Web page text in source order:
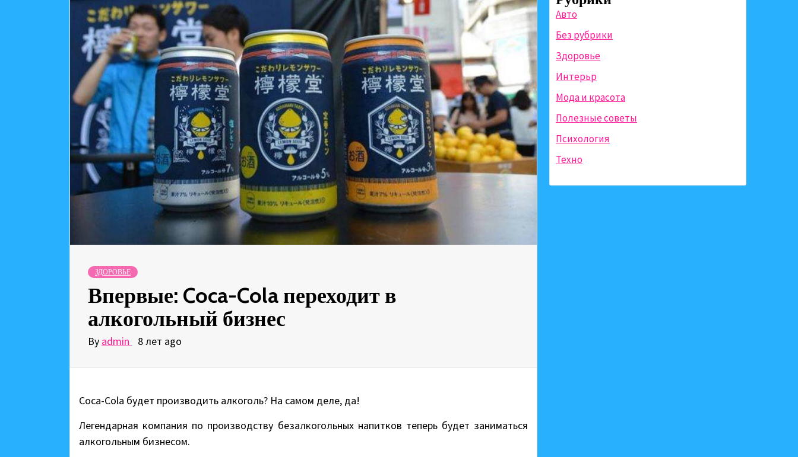
ЗДОРОВЬЕ
Впервые: Coca-Cola переходит в
алкогольный бизнес
By admin 8 лет ago
Coca-Cola будет производить алкоголь? На самом деле, да!
Легендарная компания по производству безалкогольных напитков теперь будет заниматься
алкогольным бизнесом.
Авто
Без рубрики
Здоровье
Интерьр
Мода и красота
Полезные советы
Психология
Техно